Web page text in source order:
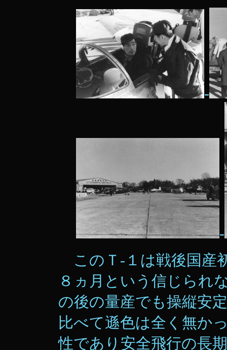
-
-
このＴ-１は戦後国産
８ヵ月という信じられ
の後の量産でも操縦安
比べて遜色は全く無か
性であり安全飛行の長